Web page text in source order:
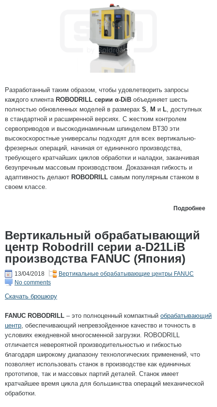
Разработанный таким образом, чтобы удовлетворить запросы
каждого клиента ROBODRILL серии α-DiB объединяет шесть
полностью обновленных моделей в размерах S, M и L, доступных
в стандартной и расширенной версиях. С жестким контролем
сервоприводов и высокодинамичным шпинделем BT30 эти
высокоскоростные универсалы подходят для всех вертикально-
фрезерных операций, начиная от единичного производства,
требующего кратчайших циклов обработки и наладки, заканчивая
безупречным массовым производством. Доказанная гибкость и
адаптивность делают ROBODRILL самым популярным станком в
своем классе.
Подробнее
Вертикальный обрабатывающий
центр Robodrill серии a-D21LiB
производства FANUC (Япония)
13/04/2018
Вертикальные обрабатывающие центры FANUC
No comments
Скачать брошюру
FANUC ROBODRILL – это полноценный компактный обрабатывающий
центр, обеспечивающий непревзойденное качество и точность в
условиях ежедневной многосменной загрузки. ROBODRILL
отличается невероятной производительностью и гибкостью
благодаря широкому диапазону технологических применений, что
позволяет использовать станок в производстве как единичных
прототипов, так и массовых партий деталей. Станок имеет
кратчайшее время цикла для большинства операций механической
обработки.